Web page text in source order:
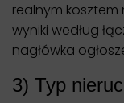
realnym
wyniki według
nagłówka
3) Typ